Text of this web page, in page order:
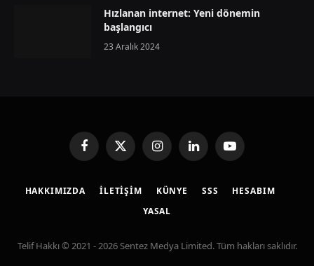
Hızlanan internet: Yeni dönemin
başlangıcı
23 Aralık 2024
FacebookX
(Twitter)
InstagramLinkedInYouTube
HAKKIMIZDA İLETIŞIM KÜNYE SSS
HESABIM
YASAL
Telif Hakkı © 2021 - 2026 Sentez Medya Limited. Tüm hakları saklıdır.